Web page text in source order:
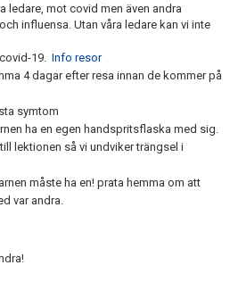
ledare, mot covid men även andra
influensa. Utan våra ledare kan vi inte
19. Info resor
4 dagar efter resa innan de kommer på
symtom
ha en egen handspritsflaska med sig.
lektionen så vi undviker trängsel i
måste ha en! prata hemma om att
var andra.